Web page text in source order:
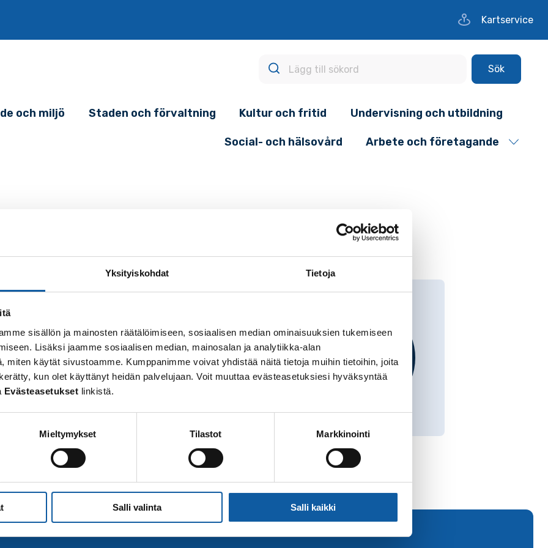
Yksityiskohdat Tietoja
sisällön ja mainosten räätälöimiseen, sosiaalisen median ominaisuuksien tukemiseen
Lisäksi jaamme sosiaalisen median, mainosalan ja analytiikka-alan
miten käytät sivustoamme. Kumppanimme voivat yhdistää näitä tietoja muihin tietoihin, joita
kun olet käyttänyt heidän palvelujaan. Voit muuttaa evästeasetuksiesi hyväksyntää
Evästeasetukset linkistä.
Mieltymykset Tilastot Markkinointi
Salli valinta Salli kaikki
Kartservice
Sök
och miljö Staden och förvaltning Kultur och fritid Undervisning och utbildning
Social- och hälsovård Arbete och företagande